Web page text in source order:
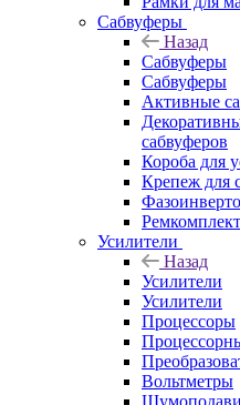
Сабвуферы
Назад
Сабвуферы
Сабвуферы
Активные
сабвуферов
Короба для
Крепеж для
Усилители
Назад
Усилители
Усилители
Процессоры
Вольтметры